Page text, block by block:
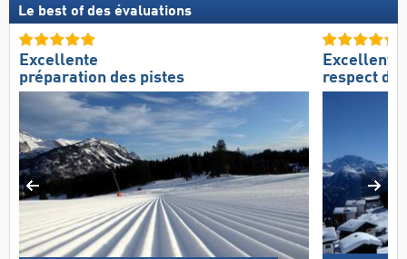
Le best of des évaluations
Excellente
préparation des pistes
Excellent
respect de